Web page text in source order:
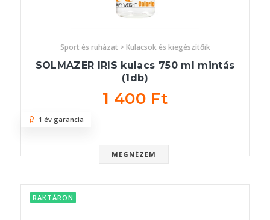
Sport és ruházat > Kulacsok és kiegészítőik
SOLMAZER IRIS kulacs 750 ml mintás
(1db)
1 400 Ft
MEGNÉZEM
1 év garancia
RAKTÁRON